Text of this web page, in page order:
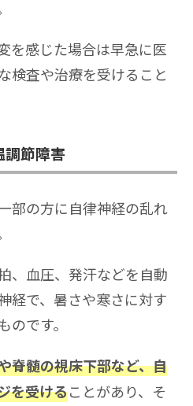
を感じた場合は早急に医
検査や治療を受けること
調節障害
部の方に自律神経の乱れ
、血圧、発汗などを自動
経で、暑さや寒さに対す
のです。
脊髄の視床下部など、自
を受けることがあり、そ